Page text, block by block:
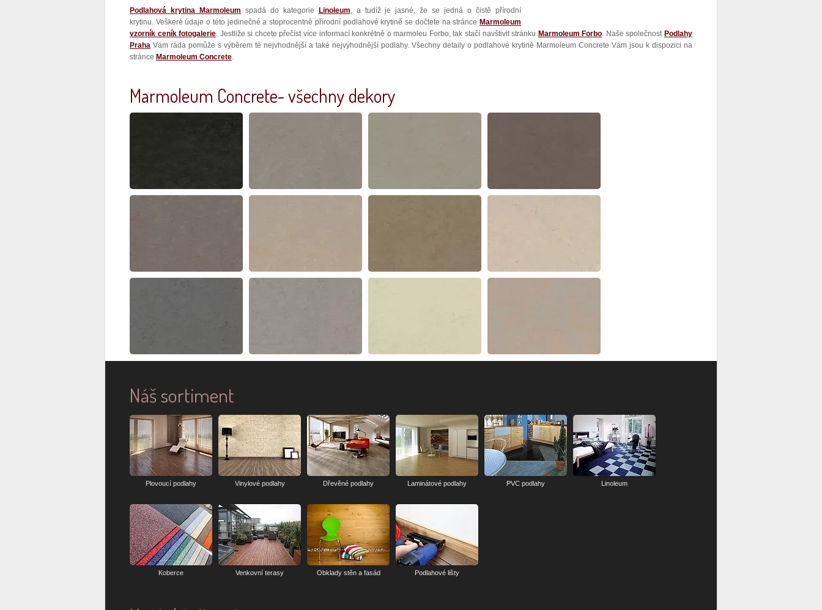
Podlahová krytina Marmoleum spadá do kategorie Linoleum, a tudíž je jasné, že se jedná o čistě přírodní
krytinu. Veškeré údaje o této jedinečné a stoprocentně přírodní podlahové krytině se dočtete na stránce Marmoleum
vzorník ceník fotogalerie. Jestliže si chcete přečíst více informací konkrétně o marmoleu Forbo, tak stačí navštivit stránku Marmoleum Forbo. Naše společnost Podlahy
Praha Vám ráda pomůže s výběrem té nejvhodnější a také nejvýhodnější podlahy. Všechny detaily o podlahové krytině Marmoleum Concrete Vám jsou k dispozici na
stránce Marmoleum Concrete.
Marmoleum Concrete- všechny dekory
Náš sortiment
Plovoucí podlahy Vinylové podlahy Dřevěné podlahy Laminátové podlahy PVC podlahy Linoleum
Koberce Venkovní terasy Obklady stěn a fasád Podlahové lišty